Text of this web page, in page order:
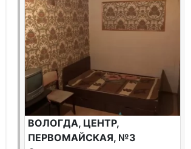
ВОЛОГДА, ЦЕНТР,
ПЕРВОМАЙСКАЯ, №3